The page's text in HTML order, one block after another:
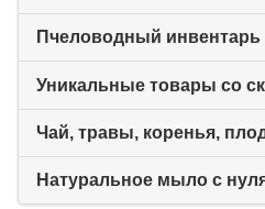
Пчеловодный инвентарь
Уникальные товары со
Чай, травы, коренья,
Натуральное мыло с